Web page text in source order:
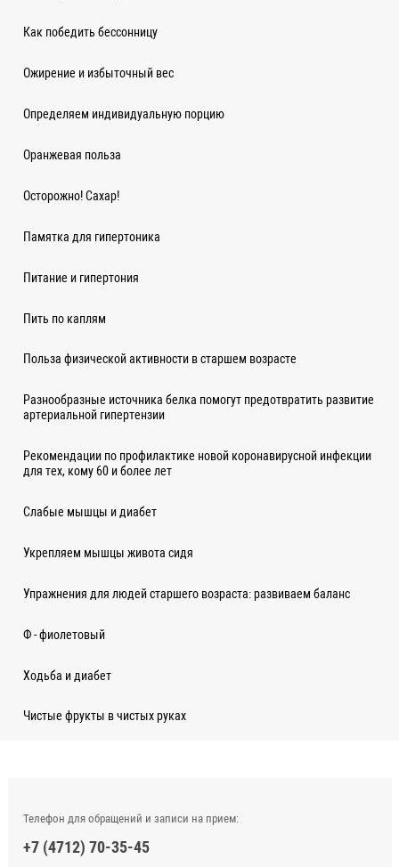
Как победить бессонницу
Ожирение и избыточный вес
Определяем индивидуальную порцию
Оранжевая польза
Осторожно! Сахар!
Памятка для гипертоника
Питание и гипертония
Пить по каплям
Польза физической активности в старшем возрасте
Разнообразные источника белка помогут предотвратить развитие
артериальной гипертензии
Рекомендации по профилактике новой коронавирусной инфекции
для тех, кому 60 и более лет
Слабые мышцы и диабет
Укрепляем мышцы живота сидя
Упражнения для людей старшего возраста: развиваем баланс
Ф - фиолетовый
Ходьба и диабет
Чистые фрукты в чистых руках
Телефон для обращений и записи на прием:
+7 (4712) 70-35-45